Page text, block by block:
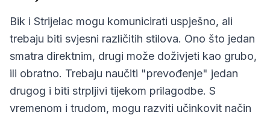
Bik i Strijelac mogu komunicirati uspješno, ali
trebaju biti svjesni različitih stilova. Ono što jedan
smatra direktnim, drugi može doživjeti kao grubo,
ili obratno. Trebaju naučiti "prevođenje" jedan
drugog i biti strpljivi tijekom prilagodbe. S
vremenom i trudom, mogu razviti učinkovit način